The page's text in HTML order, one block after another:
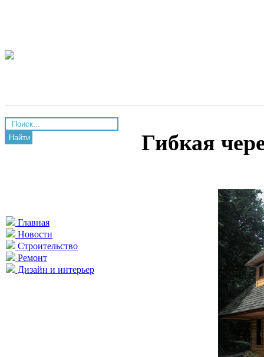
Найти
Главная
Новости
Строительство
Ремонт
Дизайн и интерьер
Гибкая